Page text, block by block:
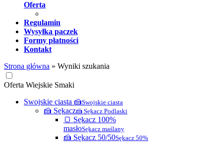
Oferta
Regulamin
Wysyłka paczek
Formy płatności
Kontakt
Strona główna » Wyniki szukania
Oferta Wiejskie Smaki
Swojskie ciasta 🍰Swojskie ciasta
🍰 Sękacz🍰 Sękacz Podlaski
🍞 Sękacz 100%
masłoSękacz maślany
🍰 Sękacz 50/50Sękacz 50%